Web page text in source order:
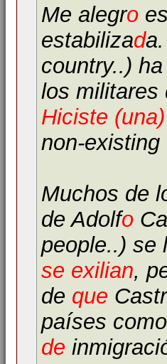
Me alegro
estabilizad
country..)
los militares
Hiciste (una)
non-existing
Muchos de
de Adolfo
people..) se
se exilian,
de que
países
de